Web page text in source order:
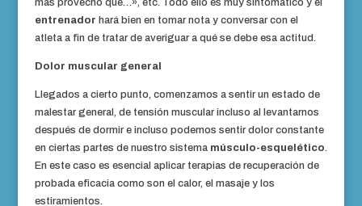
más provecho que…», etc. Todo ello es muy sintomático y el
entrenador hará bien en tomar nota y conversar con el
atleta a fin de tratar de averiguar a qué se debe esa actitud.
Dolor muscular general
Llegados a cierto punto, comenzamos a sentir un estado de
malestar general, de tensión muscular incluso al levantarnos
después de dormir e incluso podemos sentir dolor constante
en ciertas partes de nuestro sistema músculo-esquelético.
En este caso es esencial aplicar terapias de recuperación de
probada eficacia como son el calor, el masaje y los
estiramientos.